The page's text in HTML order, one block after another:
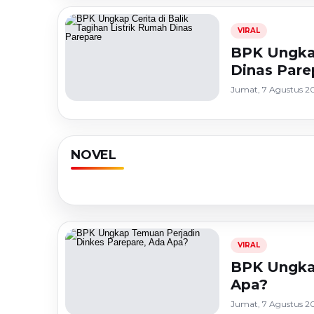
VIRAL
BPK
Dinas
Jumat, 7 Agustus
NOVEL
Baca Novel : Suamiku,
Tentara Dingin! [TAMAT]
Novel
Novel
Novel Senja
Membawamu Kembali (
Part 13 )
VIRAL
BPK
Apa?
Jumat, 7 Agustus